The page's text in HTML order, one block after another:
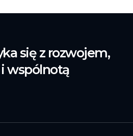
się z rozwojem,
wspólnotą